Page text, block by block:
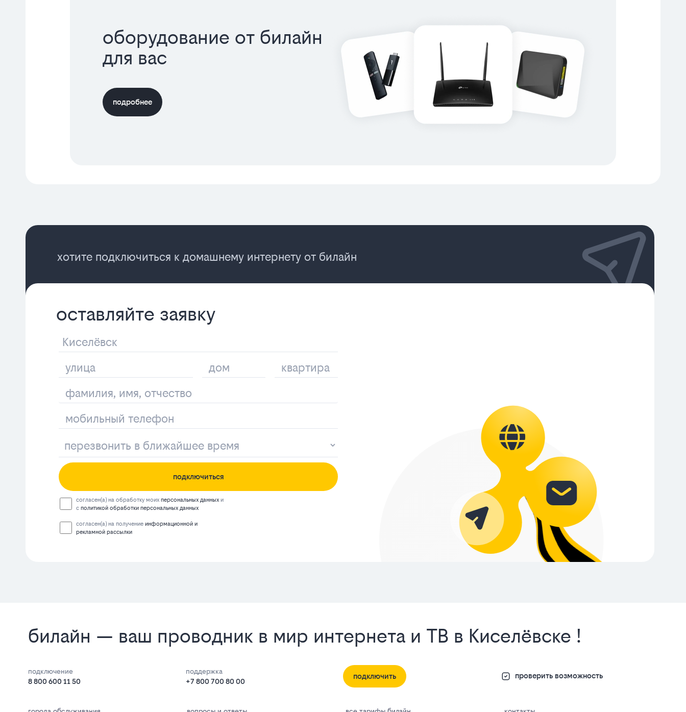
оборудование от билайн
для вас
подробнее
хотите подключиться к домашнему интернету от билайн
оставляйте заявку
подключиться
согласен(а) на обработку моих персональных данных и
с политикой обработки персональных данных
согласен(а) на получение информационной и
рекламной рассылки
билайн — ваш проводник в мир интернета и ТВ в Киселёвске !
подключение
8 800 600 11 50
поддержка
+7 800 700 80 00
подключить проверить возможность